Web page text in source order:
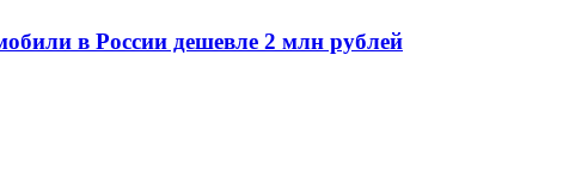
в России дешевле 2 млн рублей